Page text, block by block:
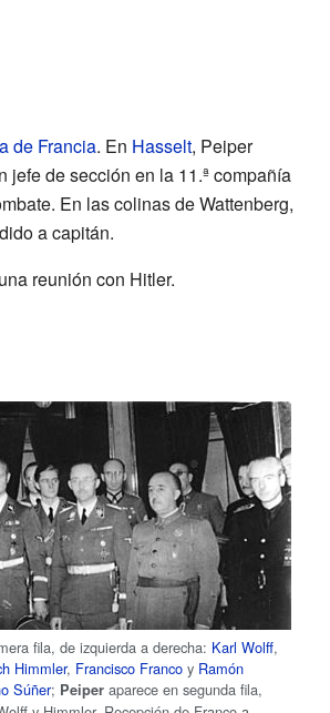
de Francia. En Hasselt, Peiper
de sección en la 11.ª compañía
En las colinas de Wattenberg,
a capitán.
reunión con Hitler.
fila, de izquierda a derecha: Karl Wolff,
Himmler, Francisco Franco y Ramón
Súñer; Peiper aparece en segunda fila,